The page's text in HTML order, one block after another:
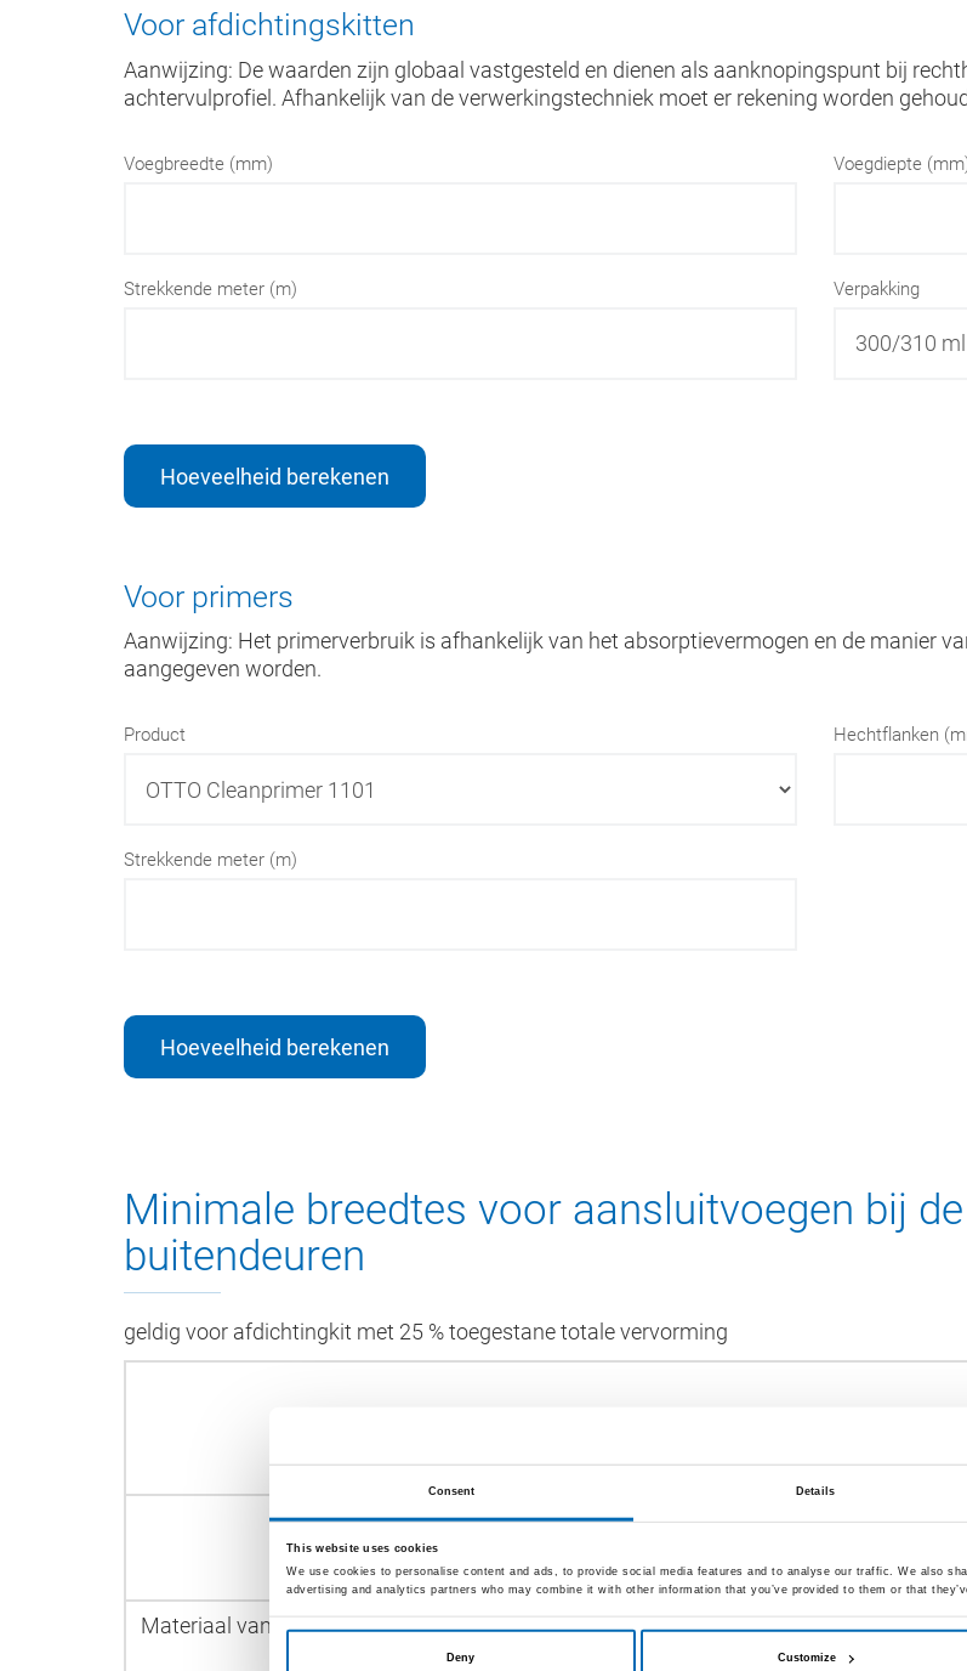
Consent Details
This website uses cookies
We use cookies to personalise content and ads, to provide social media features and to analyse our traffic. We also
advertising and analytics partners who may combine it with other information that you’ve provided to them or that
Deny Customize
Voor afdichtingskitten
Aanwijzing: De waarden zijn globaal vastgesteld en dienen als aanknopingspunt bij
achtervulprofiel. Afhankelijk van de verwerkingstechniek moet er rekening worden
Voegbreedte (mm) Voegdiepte
Strekkende meter (m) Verpakking
Hoeveelheid berekenen
Voor primers
Aanwijzing: Het primerverbruik is afhankelijk van het absorptievermogen en de manier
aangegeven worden.
Product Hechtflanken
Strekkende meter (m)
Hoeveelheid berekenen
Minimale breedtes voor aansluitvoegen bij
buitendeuren
geldig voor afdichtingkit met 25 % toegestane totale vervorming
tot 1,5 m tot 2,5 m tot
Materiaal van het raamprofiel
Minimale voegenbreedte voor